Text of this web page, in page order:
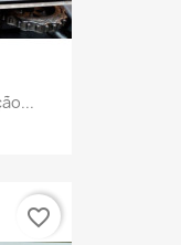
favorite_border